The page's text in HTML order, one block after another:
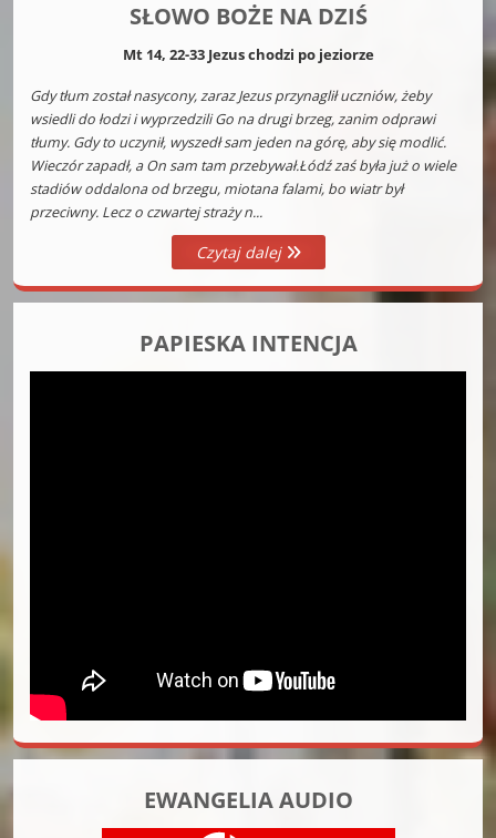
SŁOWO BOŻE NA DZIŚ
Mt 14, 22-33 Jezus chodzi po jeziorze
Gdy tłum został nasycony, zaraz Jezus przynaglił uczniów, żeby
wsiedli do łodzi i wyprzedzili Go na drugi brzeg, zanim odprawi
tłumy. Gdy to uczynił, wyszedł sam jeden na górę, aby się modlić.
Wieczór zapadł, a On sam tam przebywał.Łódź zaś była już o wiele
stadiów oddalona od brzegu, miotana falami, bo wiatr był
przeciwny. Lecz o czwartej straży n...
Czytaj dalej
PAPIESKA INTENCJA
EWANGELIA AUDIO